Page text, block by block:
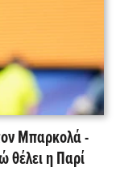
Μπαρκολά -
θέλει η Παρί